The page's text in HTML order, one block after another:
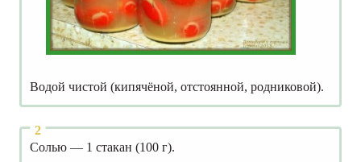
Водой чистой (кипячёной, отстоянной, родниковой).
Солью — 1 стакан (100 г).